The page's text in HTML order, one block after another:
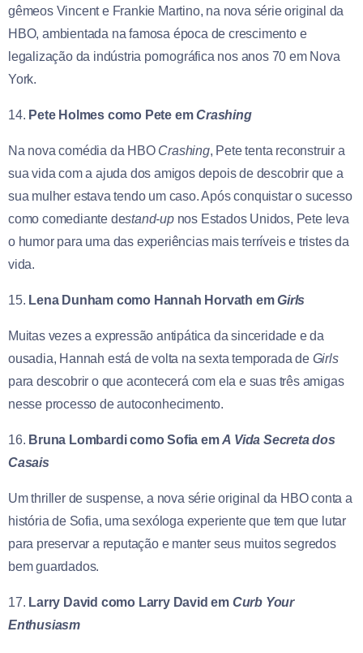
gêmeos Vincent e Frankie Martino, na nova série original da
HBO, ambientada na famosa época de crescimento e
legalização da indústria pornográfica nos anos 70 em Nova
York.
14. Pete Holmes como Pete emCrashing
Na nova comédia da HBO Crashing, Pete tenta reconstruir a
sua vida com a ajuda dos amigos depois de descobrir que a
sua mulher estava tendo um caso. Após conquistar o sucesso
como comediante destand-upnos Estados Unidos, Pete leva
o humor para uma das experiências mais terríveis e tristes da
vida.
15. Lena Dunham como Hannah Horvath emGirls
Muitas vezes a expressão antipática da sinceridade e da
ousadia, Hannah está de volta na sexta temporada de Girls
para descobrir o que acontecerá com ela e suas três amigas
nesse processo de autoconhecimento.
16. Bruna Lombardi como Sofia emA Vida Secreta dos
Casais
Um thriller de suspense, a nova série original da HBO conta a
história de Sofia, uma sexóloga experiente que tem que lutar
para preservar a reputação e manter seus muitos segredos
bem guardados.
17. Larry David como Larry David em Curb Your
Enthusiasm